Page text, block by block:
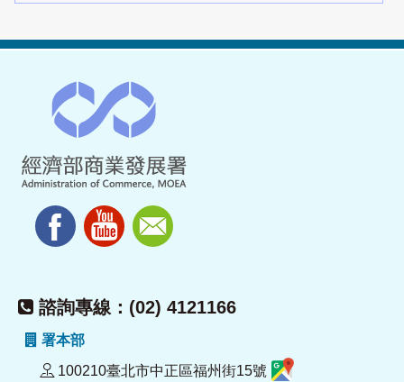
諮詢專線：(02) 4121166
署本部
100210臺北市中正區福州街15號